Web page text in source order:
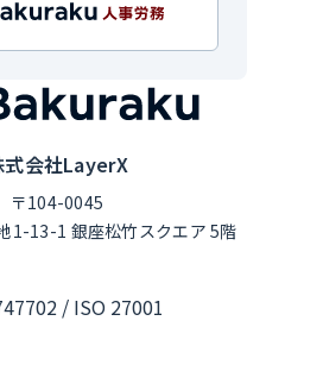
式会社LayerX
〒104-0045
1-13-1 銀座松竹スクエア 5階